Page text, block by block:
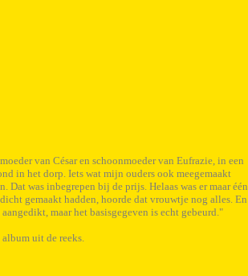
van César en schoonmoeder van Eufrazie, in een
in het dorp. Iets wat mijn ouders ook meegemaakt
was inbegrepen bij de prijs. Helaas was er maar één
gemaakt hadden, hoorde dat vrouwtje nog alles. En
maar het basisgegeven is echt gebeurd."
uit de reeks.